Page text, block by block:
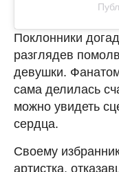
Поклонники
разглядев
девушки.
сама делилась
можно увидеть
сердца.
Своему
артистка,